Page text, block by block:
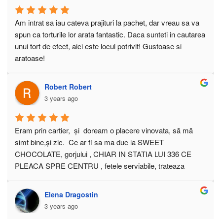
Am intrat sa iau cateva prajituri la pachet, dar vreau sa va
spun ca torturile lor arata fantastic. Daca sunteti in cautarea
unui tort de efect, aici este locul potrivit! Gustoase si
aratoase!
Robert Robert
3 years ago
Eram prin cartier,  și  doream o placere vinovata, să mă
simt bine,și zic.  Ce ar fi sa ma duc la SWEET
CHOCOLATE, gorjului , CHIAR IN STATIA LUI 336 CE
PLEACA SPRE CENTRU , fetele serviabile, trateaza
comertului. Si a gatitului CHIAR MI-AU MERS LA SUFLET,
atmosfera a fost degajată,  am discutat diverse  despre
prospetime, AROME ȘI DIVERSE condimente, mi-a placut
Elena Dragostin
3 years ago